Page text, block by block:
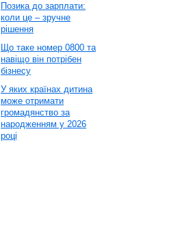
Позика до зарплати:
коли це – зручне
рішення
Що таке номер 0800 та
навіщо він потрібен
бізнесу
У яких країнах дитина
може отримати
громадянство за
народженням у 2026
році